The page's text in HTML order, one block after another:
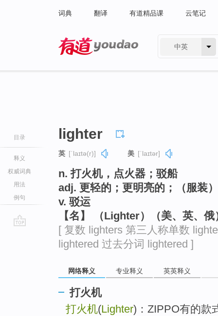
词典 翻译 有道精品课 云笔记
中英
目录
释义
权威词典
用法
例句
lighter
英 [ˈlaɪtə(r)] 美 [ˈlaɪtər]
n. 打火机，点火器；驳船
adj. 更轻的；更明亮的；（服装
v. 驳运
【名】 （Lighter）（美、英、
[ 复数 lighters 第三人称单数
lightered 过去分词 lightered ]
网络释义 专业释义 英英释义
打火机
打火机(Lighter)：ZIPPO有的款